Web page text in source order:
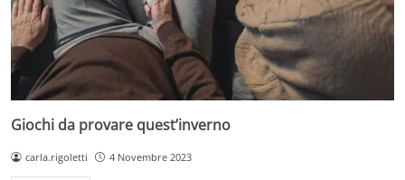
Giochi da provare quest’inverno
carla.rigoletti 4 Novembre 2023